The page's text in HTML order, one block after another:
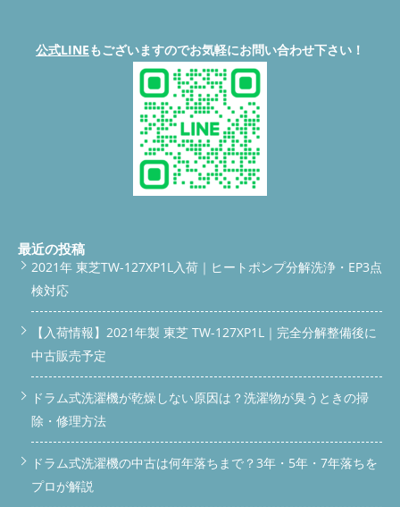
奥までホコリがびっしり詰まっていました。 洗濯物が臭うのは
カビや雑菌のサイン 「洗ったばかりなのに臭いが残ってる…」と
いうのは、脱水槽や排水経路にカビや雑菌が潜んでいる可能性大
です。 見えない場所こそ、しっかり分解して洗うことで、臭い
を根本から除去できます。 今回は出産前のタイミングでご依頼
をいただきました ご依頼いただいたお客様は、出産を控えた久
喜市の方。「赤ちゃんの肌にやさしい環境を整えたい」と、出産
前のタイミングでご相談くださいました。 乾燥不良・臭いが両
方あったため、しっかりと分解洗浄と部品交換を行いました。
清掃 分解作業を行い、部品や内部構造の汚れを完全にリセッ
ト。新品同様とまではいかなくても、洗濯機の「本来の力」を取
り戻しました。 ビフォーアフター画像 以下に作業前後のビフォ
ーアフターを掲載します（クリックで拡大） ■ 脱水カバー 交換
前 交換後 ■ 乾燥経路 清掃前 清掃後 ■ 排水口 清掃前 清掃後 今回
の作業の料金目安 ドラム式洗濯機分解クリーニング：28.000円
（税込）〜 部品交換（脱水カバーなど）：部品代別途 ※機種や
状態によって多少前後します。まずは無料でご相談ください。
こんな症状がある方はご相談ください 乾燥が明らかに弱くなっ
た 洗濯後、服やタオルが臭い 赤ちゃんや子どもの服を安心して
洗いたい 10年近く使っている 迷ったら、まずはお問い合わせい
ただければ状態確認から対応します！ お問い合わせ・ご相談は
こちら
090-3444-6331（タップで発信）
メール：
katsu.294019@gmail.com
LINE：公式LINEはこちら（タップ
で開く） よくあるご質問（Q&A） Q. 赤ちゃんが生まれる前にや
っておいたほうがいいですか？ A. はい、カビや雑菌が気になる
公式LINEもございますのでお気軽にお問い合わせ下さい！
最近の投稿
2021年 東芝TW-127XP1L入荷｜ヒートポンプ分解洗浄・EP3点
検対応
【入荷情報】2021年製 東芝 TW-127XP1L｜完全分解整備後に
中古販売予定
ドラム式洗濯機が乾燥しない原因は？洗濯物が臭うときの掃
除・修理方法
ドラム式洗濯機の中古は何年落ちまで？3年・5年・7年落ちを
プロが解説